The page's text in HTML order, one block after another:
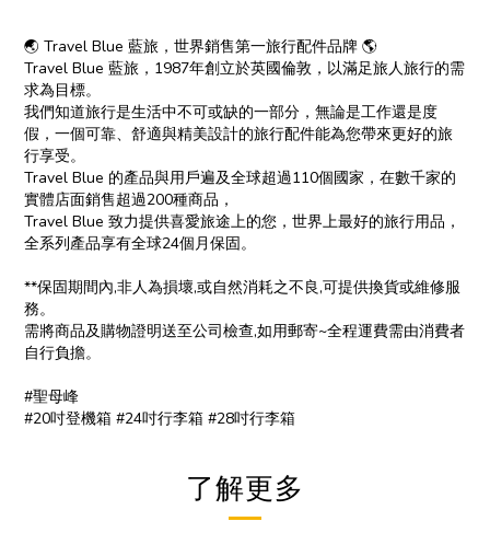
🌏 Travel Blue 藍旅，世界銷售第一旅行配件品牌 🌎
Travel Blue 藍旅，1987年創立於英國倫敦，以滿足旅人旅行的需
求為目標。
我們知道旅行是生活中不可或缺的一部分，無論是工作還是度
假，一個可靠、舒適與精美設計的旅行配件能為您帶來更好的旅
行享受。
Travel Blue 的產品與用戶遍及全球超過110個國家，在數千家的
實體店面銷售超過200種商品，
Travel Blue 致力提供喜愛旅途上的您，世界上最好的旅行用品，
全系列產品享有全球24個月保固。
**保固期間內,非人為損壞,或自然消耗之不良,可提供換貨或維修服
務。
需將商品及購物證明送至公司檢查,如用郵寄~全程運費需由消費者
自行負擔。
#聖母峰
#20吋登機箱 #24吋行李箱 #28吋行李箱
了解更多